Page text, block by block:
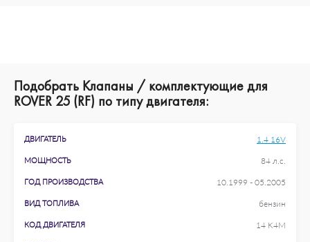
Подобрать Клапаны / комплектующие для
ROVER 25 (RF) по типу двигателя:
ДВИГАТЕЛЬ 1.4 16V
МОЩНОСТЬ 84 л.с.
ГОД ПРОИЗВОДСТВА 10.1999 - 05.2005
ВИД ТОПЛИВА бензин
КОД ДВИГАТЕЛЯ 14 K4M